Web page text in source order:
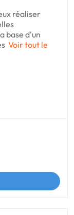
réaliser
base d'un
Voir tout le